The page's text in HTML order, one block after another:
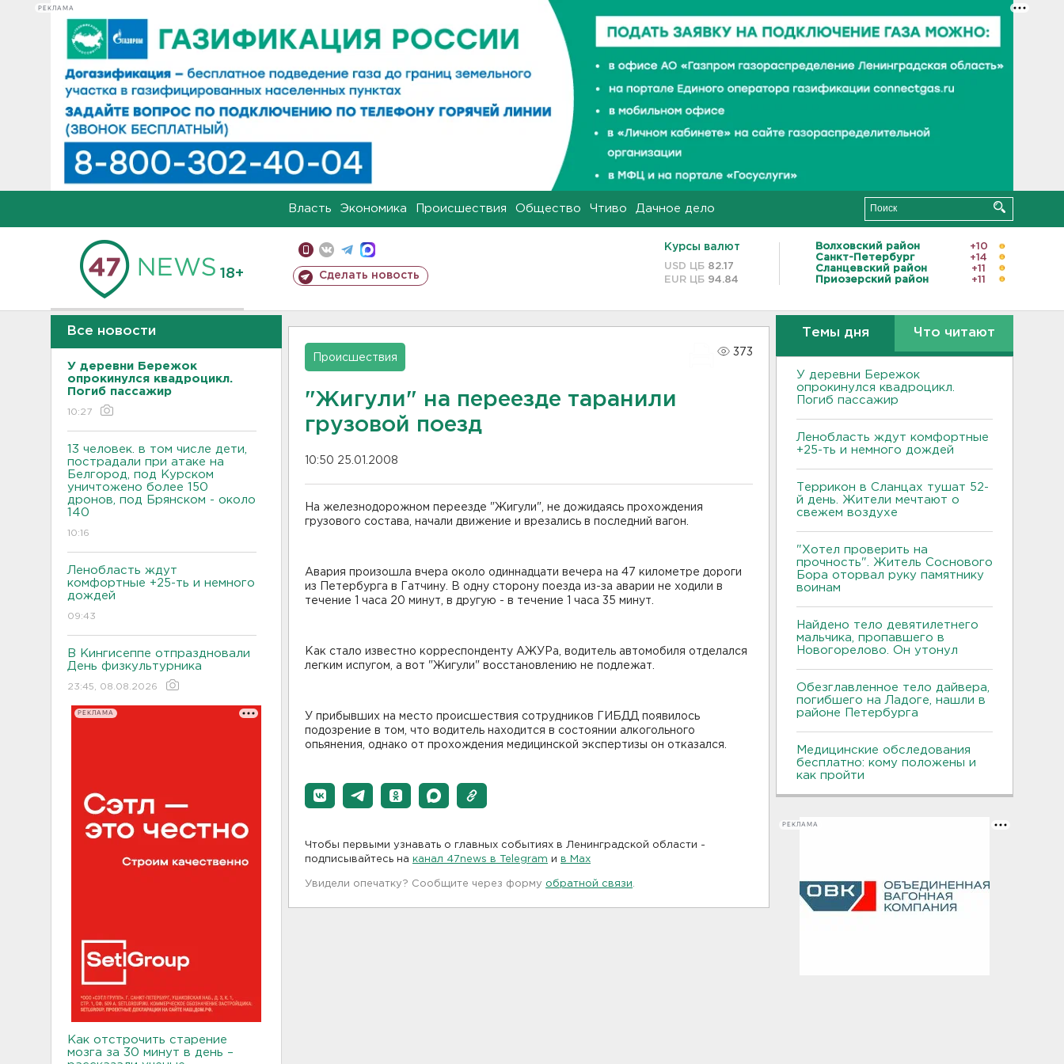
РЕКЛАМА
Власть Экономика Происшествия Общество Чтиво Дачное дело
18+ Сделать новость
Курсы валют
USD ЦБ 82.17
EUR ЦБ 94.84
Волховский район
+10
Санкт-Петербург
+14
Сланцевский район
+11
Приозерский район
+11
Все новости
У деревни Бережок
опрокинулся квадроцикл.
Погиб пассажир
10:27
13 человек. в том числе дети,
пострадали при атаке на
Белгород, под Курском
уничтожено более 150
дронов, под Брянском - около
140
10:16
Ленобласть ждут
комфортные +25-ть и немного
дождей
09:43
В Кингисеппе отпраздновали
День физкультурника
23:45, 08.08.2026
РЕКЛАМА
Как отстрочить старение
мозга за 30 минут в день –
Происшествия
373
"Жигули" на переезде таранили
грузовой поезд
10:50 25.01.2008
На железнодорожном переезде "Жигули", не дожидаясь прохождения
грузового состава, начали движение и врезались в последний вагон.
Авария произошла вчера около одиннадцати вечера на 47 километре дороги
из Петербурга в Гатчину. В одну сторону поезда из-за аварии не ходили в
течение 1 часа 20 минут, в другую - в течение 1 часа 35 минут.
Как стало известно корреспонденту АЖУРа, водитель автомобиля отделался
легким испугом, а вот "Жигули" восстановлению не подлежат.
У прибывших на место происшествия сотрудников ГИБДД появилось
подозрение в том, что водитель находится в состоянии алкогольного
опьянения, однако от прохождения медицинской экспертизы он отказался.
Чтобы первыми узнавать о главных событиях в Ленинградской области -
подписывайтесь на канал 47news в Telegram и в Maх
Увидели опечатку? Сообщите через форму обратной связи
Темы дня Что читают
У деревни Бережок
опрокинулся квадроцикл.
Погиб пассажир
Ленобласть ждут комфортные
+25-ть и немного дождей
Террикон в Сланцах тушат 52-
й день. Жители мечтают о
свежем воздухе
"Хотел проверить на
прочность". Житель Соснового
Бора оторвал руку памятнику
воинам
Найдено тело девятилетнего
мальчика, пропавшего в
Новогорелово. Он утонул
Обезглавленное тело дайвера,
погибшего на Ладоге, нашли в
районе Петербурга
Медицинские обследования
бесплатно: кому положены и
как пройти
РЕКЛАМА